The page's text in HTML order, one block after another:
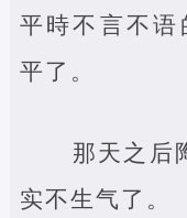
平時不言不语
平了。
那天之后
实不生气了。